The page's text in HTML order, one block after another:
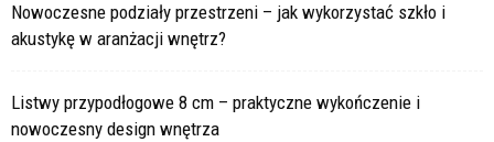
Nowoczesne podziały przestrzeni – jak wykorzystać szkło i
akustykę w aranżacji wnętrz?
Listwy przypodłogowe 8 cm – praktyczne wykończenie i
nowoczesny design wnętrza